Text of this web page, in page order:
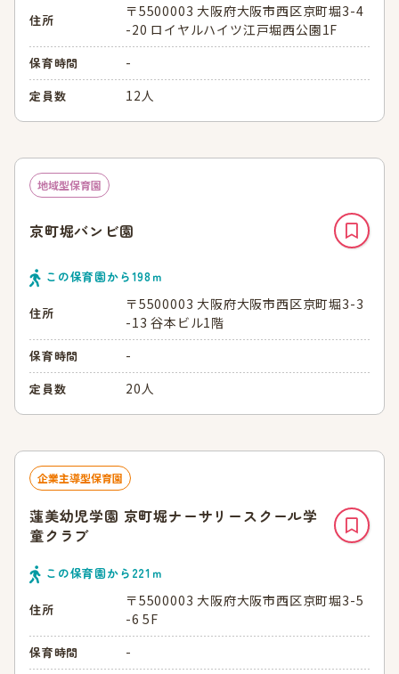
住所
〒5500003 大阪府大阪市西区京町堀3-4
-20 ロイヤルハイツ江戸堀西公園1F
保育時間 -
定員数 12人
地域型保育園
京町堀バンビ園
この保育園から198ｍ
住所
〒5500003 大阪府大阪市西区京町堀3-3
-13 谷本ビル1階
保育時間 -
定員数 20人
企業主導型保育園
蓮美幼児学園 京町堀ナーサリースクール学
童クラブ
この保育園から 221 ｍ
住所
〒5500003 大阪府大阪市西区京町堀3-5
-6 5F
保育時間 -